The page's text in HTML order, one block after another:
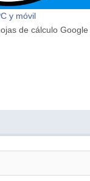
y móvil
de cálculo